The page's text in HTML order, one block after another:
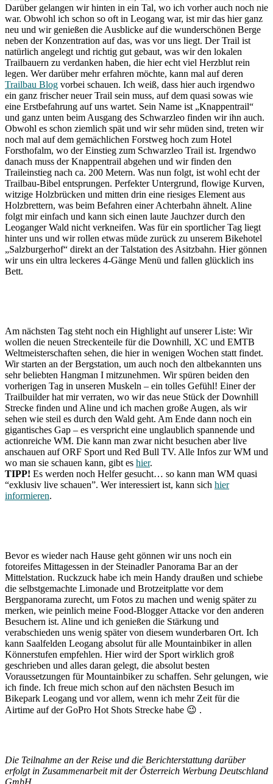
Darüber gelangen wir hinten in ein Tal, wo ich vorher auch noch nie
war. Obwohl ich schon so oft in Leogang war, ist mir das hier ganz
neu und wir genießen die Ausblicke auf die wunderschönen Berge
neben der Konzentration auf das, was vor uns liegt. Der Trail ist
natürlich angelegt und richtig gut gebaut, was wir den lokalen
Trailbauern zu verdanken haben, die hier echt viel Herzblut rein
legen. Wer darüber mehr erfahren möchte, kann mal auf deren
Trailbau Blog vorbei schauen. Ich weiß, dass hier auch irgendwo
ein ganz frischer neuer Trail sein muss, auf dem quasi sowas wie
eine Erstbefahrung auf uns wartet. Sein Name ist „Knappentrail“
und ganz unten beim Ausgang des Schwarzleo finden wir ihn auch.
Obwohl es schon ziemlich spät und wir sehr müden sind, treten wir
noch mal auf dem gemächlichen Forstweg hoch zum Hotel
Forsthofalm, wo der Einstieg zum Schwarzleo Trail ist. Irgendwo
danach muss der Knappentrail abgehen und wir finden den
Traileinstieg nach ca. 200 Metern. Was nun folgt, ist wohl echt der
Trailbau-Bibel entsprungen. Perfekter Untergrund, flowige Kurven,
witzige Holzbrücken und mitten drin eine riesiges Element aus
Holzbrettern, was beim Befahren einer Achterbahn ähnelt. Aline
folgt mir einfach und kann sich einen laute Jauchzer durch den
Leoganger Wald nicht verkneifen. Was für ein sportlicher Tag liegt
hinter uns und wir rollen etwas müde zurück zu unserem Bikehotel
„Salzburgerhof“ direkt an der Talstation des Asitzbahn. Hier gönnen
wir uns ein ultra leckeres 4-Gänge Menü und fallen glücklich ins
Bett.
Am nächsten Tag steht noch ein Highlight auf unserer Liste: Wir
wollen die neuen Streckenteile für die Downhill, XC und EMTB
Weltmeisterschaften sehen, die hier in wenigen Wochen statt findet.
Wir starten an der Bergstation, um auch noch den altbekannten uns
sehr beliebten Hangman I mitzunehmen. Wir spüren beiden den
vorherigen Tag in unseren Muskeln – ein tolles Gefühl! Einer der
Trailbuilder hat mir verraten, wo wir das neue Stück der Downhill
Strecke finden und Aline und ich machen große Augen, als wir
sehen wie steil es durch den Wald geht. Am Ende dann noch ein
gigantisches Gap – es verspricht eine unglaublich spannende und
actionreiche WM. Die kann man zwar nicht besuchen aber live
anschauen auf ORF Sport und Red Bull TV. Alle Infos zur WM und
wo man sie schauen kann, gibt es hier.
TIPP! Es werden noch Helfer gesucht… so kann man WM quasi
“exklusiv live schauen”. Wer interessiert ist, kann sich hier
informieren.
Bevor es wieder nach Hause geht gönnen wir uns noch ein
fotoreifes Mittagessen in der Steinadler Panorama Bar an der
Mittelstation. Ruckzuck habe ich mein Handy draußen und schiebe
die selbstgemachte Limonade und Brotzeitplatte vor dem
Bergpanorama zurecht, um Fotos zu machen und wenig später zu
merken, wie peinlich meine Food-Blogger Attacke vor den anderen
Besuchern ist. Aline und ich genießen die Stärkung und
verabschieden uns wenig später von diesem wunderbaren Ort. Ich
kann Saalfelden Leogang absolut für alle Mountainbiker in allen
Könnerstufen empfehlen. Hier wird der Sport wirklich groß
geschrieben und alles daran gelegt, die absolut besten
Voraussetzungen für Mountainbiker zu schaffen. Sehr gelungen, wie
ich finde. Ich freue mich schon auf den nächsten Besuch im
Bikepark Leogang und vor allem, wenn ich mehr Zeit für die
Airtime auf der GoPro Hot Shots Strecke habe 😉 .
Die Teilnahme an der Reise und die Berichterstattung darüber
erfolgt in Zusammenarbeit mit der Österreich Werbung Deutschland
GmbH.